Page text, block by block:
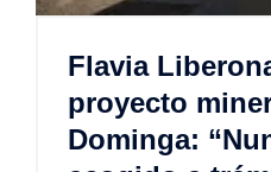
Flavia
proyecto
Dominga: